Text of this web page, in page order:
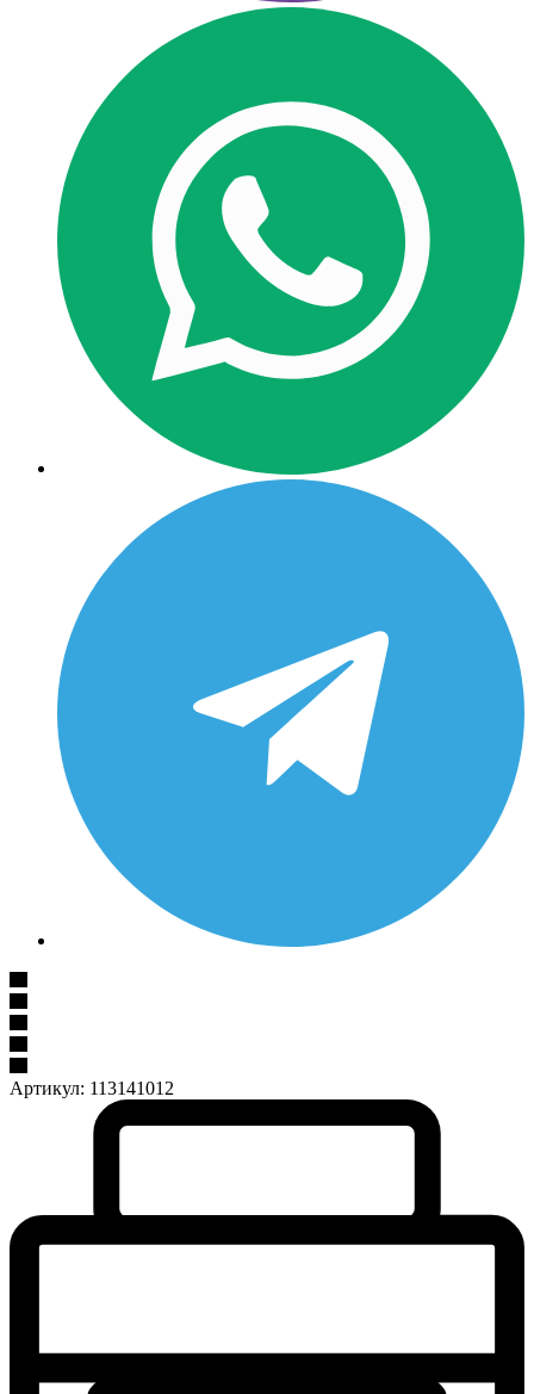
Артикул: 113141012